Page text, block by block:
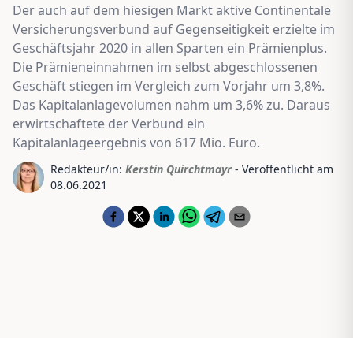
Der auch auf dem hiesigen Markt aktive Continentale
Versicherungsverbund auf Gegenseitigkeit erzielte im
Geschäftsjahr 2020 in allen Sparten ein Prämienplus.
Die Prämieneinnahmen im selbst abgeschlossenen
Geschäft stiegen im Vergleich zum Vorjahr um 3,8%.
Das Kapitalanlagevolumen nahm um 3,6% zu. Daraus
erwirtschaftete der Verbund ein
Kapitalanlageergebnis von 617 Mio. Euro.
Redakteur/in: Kerstin Quirchtmayr - Veröffentlicht am
08.06.2021